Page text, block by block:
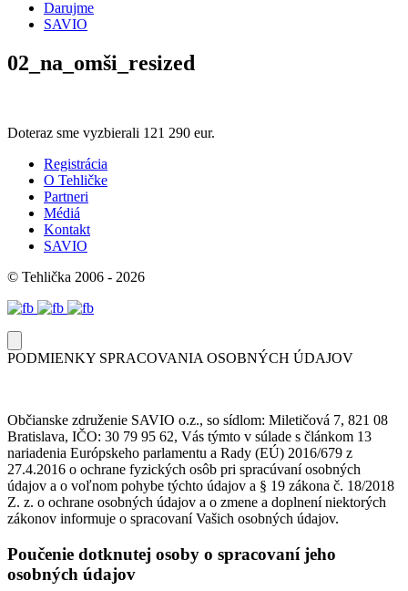
Darujme
SAVIO
02_na_omši_resized
Doteraz sme vyzbierali 121 290 eur.
Registrácia
O Tehličke
Partneri
Médiá
Kontakt
SAVIO
© Tehlička 2006 - 2026
PODMIENKY SPRACOVANIA OSOBNÝCH ÚDAJOV
Občianske združenie SAVIO o.z., so sídlom: Miletičová 7, 821 08
Bratislava, IČO: 30 79 95 62, Vás týmto v súlade s článkom 13
nariadenia Európskeho parlamentu a Rady (EÚ) 2016/679 z
27.4.2016 o ochrane fyzických osôb pri spracúvaní osobných
údajov a o voľnom pohybe týchto údajov a § 19 zákona č. 18/2018
Z. z. o ochrane osobných údajov a o zmene a doplnení niektorých
zákonov informuje o spracovaní Vašich osobných údajov.
Poučenie dotknutej osoby o spracovaní jeho
osobných údajov